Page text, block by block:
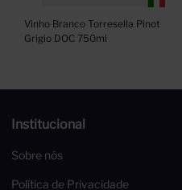
Vinho Branco Torresella Pinot
Grigio DOC 750ml
Institucional
Sobre nós
Política de Privacidade